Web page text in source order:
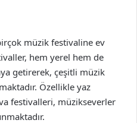
müzik festivaline ev
hem yerel hem de
getirerek, çeşitli müzik
Özellikle yaz
festivalleri, müzikseverler